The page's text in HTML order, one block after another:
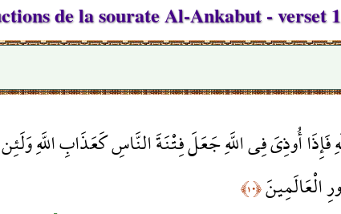
de la sourate Al-Ankabut - verset
فَإِذَا أُوذِيَ فِي اللَّهِ جَعَلَ فِتْنَةَ النَّاسِ كَعَذَابِ اللَّهِ
الْعَالَمِينَ﴿١٠﴾